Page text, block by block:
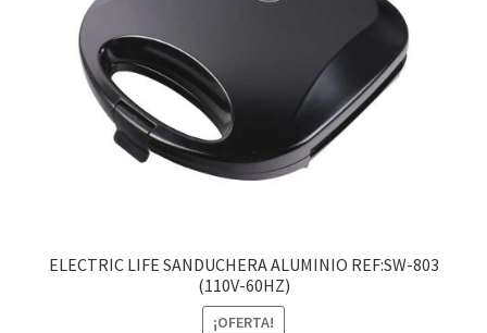
ELECTRIC LIFE SANDUCHERA ALUMINIO REF:SW-803
(110V-60HZ)
¡OFERTA!